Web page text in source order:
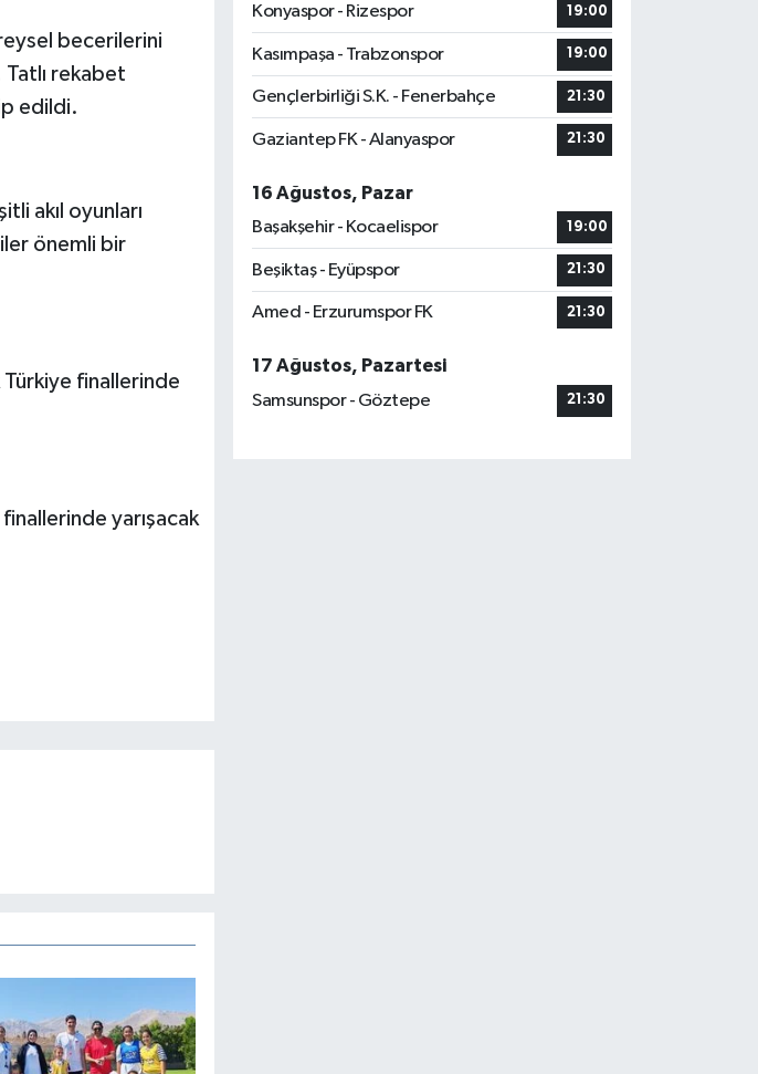
becerilerini
rekabet
edildi.
akıl oyunları
önemli bir
finallerinde
yarışacak
Konyaspor - Rizespor
19:00
Kasımpaşa - Trabzonspor 19:00
Gençlerbirliği S.K. - Fenerbahçe 21:30
Gaziantep FK - Alanyaspor 21:30
16 Ağustos, Pazar
Başakşehir - Kocaelispor
19:00
Beşiktaş - Eyüpspor 21:30
Amed - Erzurumspor FK 21:30
17 Ağustos, Pazartesi
Samsunspor - Göztepe
21:30